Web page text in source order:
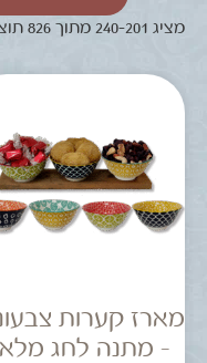
מציג 201–240 מתוך 826 תוצאות
מארז קערות
– מתנה לחג